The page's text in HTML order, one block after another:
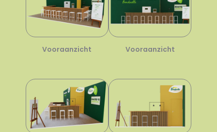
Vooraanzicht Vooraanzicht